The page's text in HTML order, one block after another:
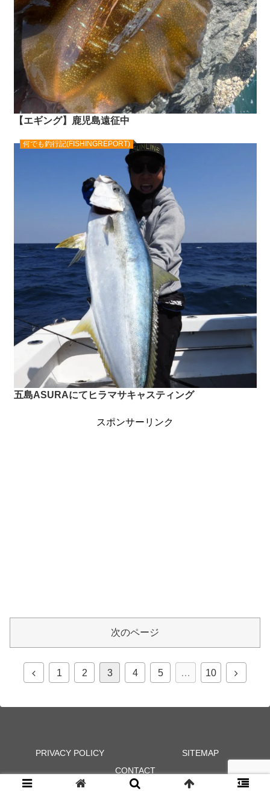
【エギング】鹿児島遠征中
何でも釣行記(FISHINGREPORT)
五島ASURAにてヒラマサキャスティング
スポンサーリンク
次のページ
1 2 3 4 5 … 10
PRIVACY POLICY
SITEMAP
CONTACT